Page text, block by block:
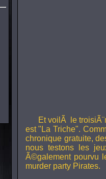
Et voilÃ le
est "La Triche".
chronique gratuite,
nous testons les
Ã©galement pourvu
murder party Pirates.